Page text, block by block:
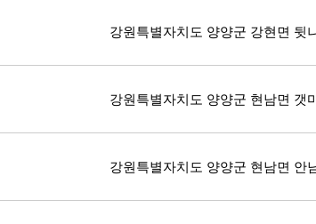
강원특별자치도 양양군 강현면 뒷
강원특별자치도 양양군 현남면 갯
강원특별자치도 양양군 현남면 안